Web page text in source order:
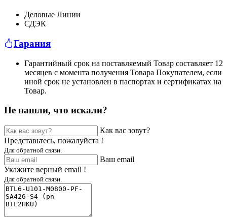
Деловые Линии
СДЭК
Гарания
Гарантийный срок на поставляемый Товар составляет 12
месяцев с момента получения Товара Покупателем, если
иной срок не установлен в паспортах и сертификатах на
Товар.
Не нашли, что искали?
Как вас зовут?
Представьтесь, пожалуйста !
Для обратной связи.
Ваш email
Укажите верный email !
Для обратной связи.